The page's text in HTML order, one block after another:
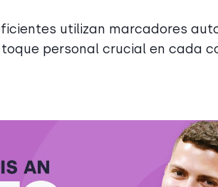
utilizan marcadores
personal crucial en cada